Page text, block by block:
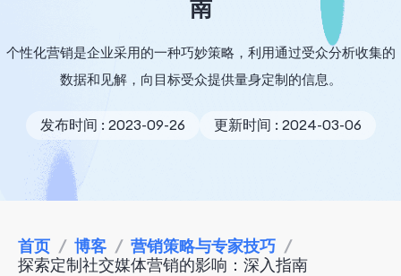
定价
南
个性化营销是企业采用的一种巧妙策略，利用通过受众分析收集的
数据和见解，向目标受众提供量身定制的信息。
发布时间 : 2023-09-26 更新时间 : 2024-03-06
首页 / 博客 / 营销策略与专家技巧 /
探索定制社交媒体营销的影响：深入指南